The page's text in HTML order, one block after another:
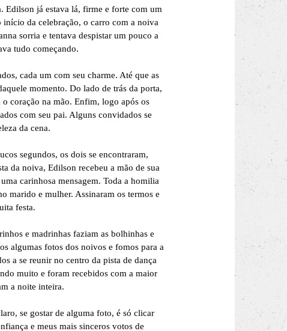
Edilson já estava lá, firme e forte com um
início da celebração, o carro com a noiva
sorria e tentava despistar um pouco a
tudo começando.
cada um com seu charme. Até que as
momento. Do lado de trás da porta,
coração na mão. Enfim, logo após os
com seu pai. Alguns convidados se
da cena.
segundos, os dois se encontraram,
da noiva, Edilson recebeu a mão de sua
carinhosa mensagem. Toda a homilia
marido e mulher. Assinaram os termos e
festa.
e madrinhas faziam as bolhinhas e
algumas fotos dos noivos e fomos para a
a se reunir no centro da pista de dança
muito e foram recebidos com a maior
a noite inteira.
se gostar de alguma foto, é só clicar
e meus mais sinceros votos de